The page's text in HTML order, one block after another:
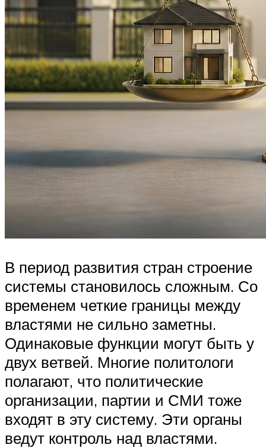
В период развития стран строение
системы становилось сложным. Со
временем четкие границы между
властями не сильно заметны.
Одинаковые функции могут быть у
двух ветвей. Многие политологи
полагают, что политические
организации, партии и СМИ тоже
входят в эту систему. Эти органы
ведут контроль над властями.